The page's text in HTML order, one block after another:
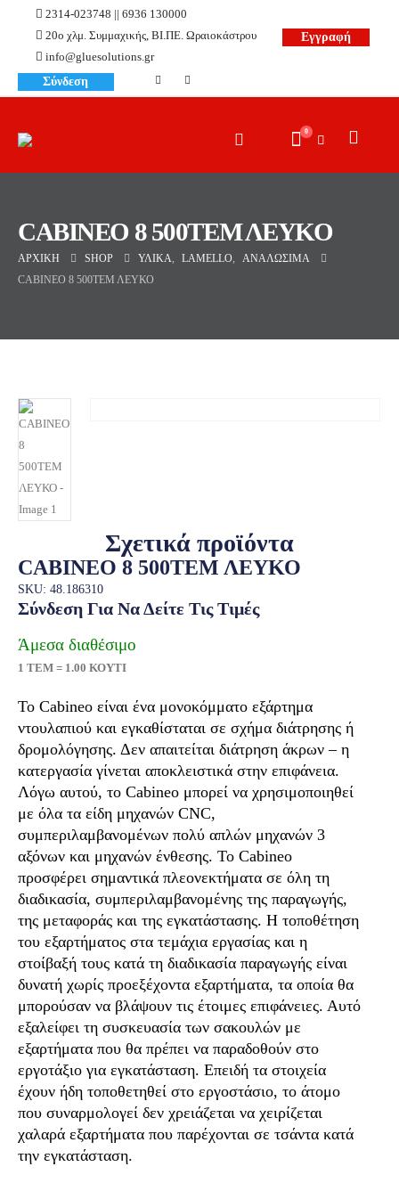
2314-023748 || 6936 130000
20ο χλμ. Συμμαχικής, ΒΙ.ΠΕ. Ωραιοκάστρου
info@gluesolutions.gr
Εγγραφή
Σύνδεση
0
CABINEO 8 500ΤΕΜ ΛΕΥΚΟ
ΑΡΧΙΚΉ SHOP ΥΛΙΚΆ, LAMELLO,
ΑΝΑΛΏΣΙΜΑ
CABINEO 8 500ΤΕΜ ΛΕΥΚΟ
Σχετικά προϊόντα
CABINEO 8 500ΤΕΜ ΛΕΥΚΟ
SKU: 48.186310
Σύνδεση Για Να Δείτε Τις Τιμές
Άμεσα διαθέσιμο
1 ΤΕΜ = 1.00 ΚΟΥΤΙ
Το Cabineo είναι ένα μονοκόμματο εξάρτημα
ντουλαπιού και εγκαθίσταται σε σχήμα διάτρησης ή
δρομολόγησης. Δεν απαιτείται διάτρηση άκρων – η
κατεργασία γίνεται αποκλειστικά στην επιφάνεια.
Λόγω αυτού, το Cabineo μπορεί να χρησιμοποιηθεί
με όλα τα είδη μηχανών CNC,
συμπεριλαμβανομένων πολύ απλών μηχανών 3
αξόνων και μηχανών ένθεσης. Το Cabineo
προσφέρει σημαντικά πλεονεκτήματα σε όλη τη
διαδικασία, συμπεριλαμβανομένης της παραγωγής,
της μεταφοράς και της εγκατάστασης. Η τοποθέτηση
του εξαρτήματος στα τεμάχια εργασίας και η
στοίβαξή τους κατά τη διαδικασία παραγωγής είναι
δυνατή χωρίς προεξέχοντα εξαρτήματα, τα οποία θα
μπορούσαν να βλάψουν τις έτοιμες επιφάνειες. Αυτό
εξαλείφει τη συσκευασία των σακουλών με
εξαρτήματα που θα πρέπει να παραδοθούν στο
εργοτάξιο για εγκατάσταση. Επειδή τα στοιχεία
έχουν ήδη τοποθετηθεί στο εργοστάσιο, το άτομο
που συναρμολογεί δεν χρειάζεται να χειρίζεται
χαλαρά εξαρτήματα που παρέχονται σε τσάντα κατά
την εγκατάσταση.